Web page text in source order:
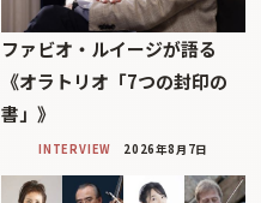
ファビオ・ルイージが語る
《オラトリオ「7つの封印の
書」》
INTERVIEW 2026年8月7日